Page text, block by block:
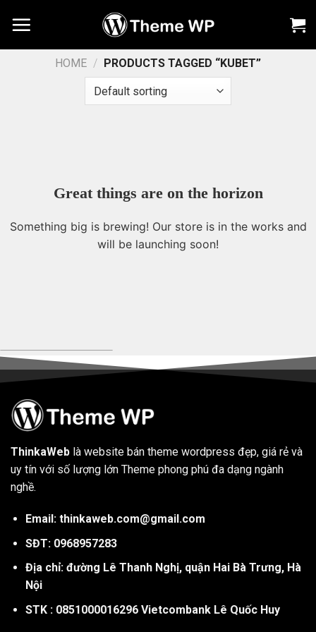
đến
HOME / PRODUCTS TAGGED “KUBET”
Great things are on the horizon
Something big is brewing! Our store is in the works and
will be launching soon!
ThinkaWeb là website bán theme wordpress đẹp, giá rẻ và
uy tín với số lượng lớn Theme phong phú đa dạng ngành
nghề.
Email: thinkaweb.com@gmail.com
SĐT: 0968957283
Địa chỉ: đường Lê Thanh Nghị, quận Hai Bà Trưng, Hà
Nội
STK : 0851000016296 Vietcombank Lê Quốc Huy